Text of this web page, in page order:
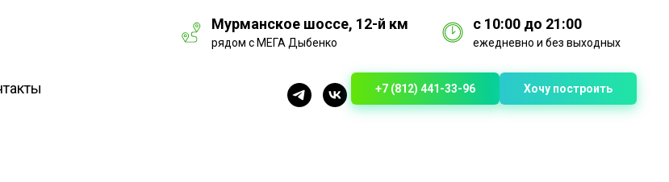
Мурманское шоссе, 12-й км
рядом с МЕГА Дыбенко
с 10:00 до 21:00
ежедневно и без выходных
+7 (812) 441-33-96 Хочу построить